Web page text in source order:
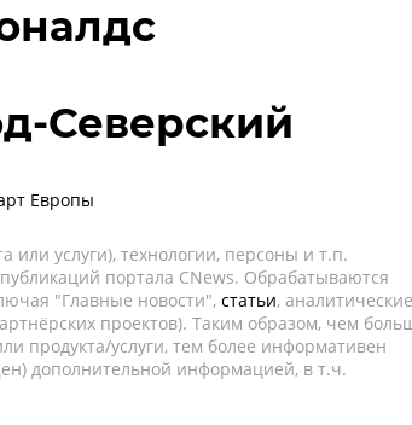
Северский
Европы
услуги), технологии, персоны и т.п.
портала CNews. Обрабатываются
"Главные новости", статьи, аналитические
проектов). Таким образом, чем
продукта/услуги, тем более информативен
дополнительной информацией, в т.ч.